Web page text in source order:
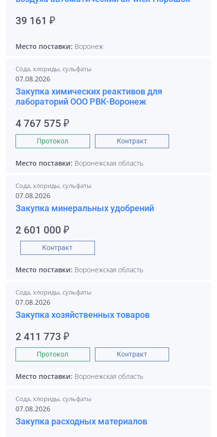
39 161 ₽
Место поставки: Воронеж
Сода, хлориды, сульфаты
07.08.2026
Закупка химических реактивов для
лабораторий ООО РВК-Воронеж
4 767 575 ₽
Протокол Контракт
Место поставки: Воронежская область
Сода, хлориды, сульфаты
07.08.2026
Закупка минеральных удобрений
2 601 000 ₽
Контракт
Место поставки: Воронежская область
Сода, хлориды, сульфаты
07.08.2026
Закупка хозяйственных товаров
2 411 773 ₽
Протокол Контракт
Место поставки: Воронежская область
Сода, хлориды, сульфаты
07.08.2026
Закупка расходных материалов